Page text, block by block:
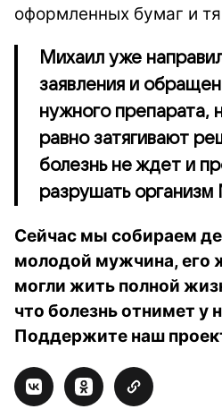
оформленных бумаг и
Михаил уже
заявления и
нужного препарата,
равно затягивают
болезнь не ждет и
разрушать
Сейчас мы собираем
молодой мужчина, его
могли жить полной
что болезнь отнимет у
Поддержите наш